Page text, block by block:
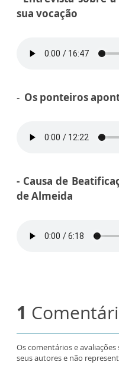
sua vocação
- Os ponteiros
- Causa de
de Almeida
1
Os comentários e
seus autores e não